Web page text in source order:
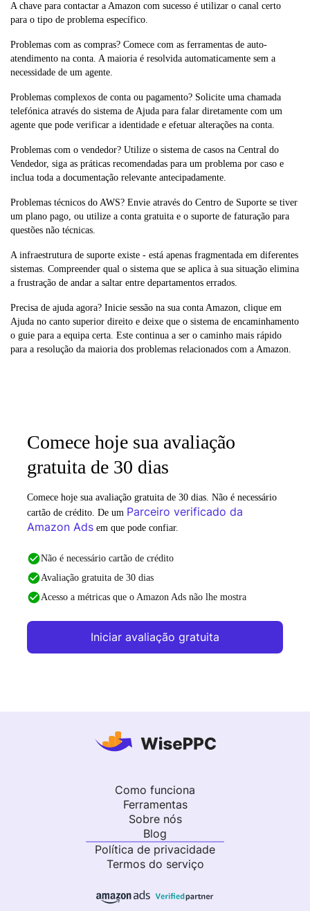
A chave para contactar a Amazon com sucesso é utilizar o canal certo
para o tipo de problema específico.
Problemas com as compras? Comece com as ferramentas de auto-
atendimento na conta. A maioria é resolvida automaticamente sem a
necessidade de um agente.
Problemas complexos de conta ou pagamento? Solicite uma chamada
telefónica através do sistema de Ajuda para falar diretamente com um
agente que pode verificar a identidade e efetuar alterações na conta.
Problemas com o vendedor? Utilize o sistema de casos na Central do
Vendedor, siga as práticas recomendadas para um problema por caso e
inclua toda a documentação relevante antecipadamente.
Problemas técnicos do AWS? Envie através do Centro de Suporte se tiver
um plano pago, ou utilize a conta gratuita e o suporte de faturação para
questões não técnicas.
A infraestrutura de suporte existe - está apenas fragmentada em diferentes
sistemas. Compreender qual o sistema que se aplica à sua situação elimina
a frustração de andar a saltar entre departamentos errados.
Precisa de ajuda agora? Inicie sessão na sua conta Amazon, clique em
Ajuda no canto superior direito e deixe que o sistema de encaminhamento
o guie para a equipa certa. Este continua a ser o caminho mais rápido
para a resolução da maioria dos problemas relacionados com a Amazon.
Comece hoje sua avaliação
gratuita de 30 dias
Comece hoje sua avaliação gratuita de 30 dias. Não é necessário
cartão de crédito. De um Parceiro verificado da
Amazon Ads em que pode confiar.
Não é necessário cartão de crédito
Avaliação gratuita de 30 dias
Acesso a métricas que o Amazon Ads não lhe mostra
Iniciar avaliação gratuita
Como funciona
Ferramentas
Sobre nós
Blog
Política de privacidade
Termos do serviço